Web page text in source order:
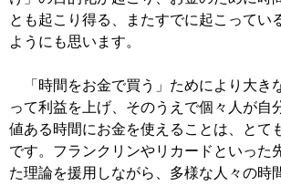
とも起こり得る、またすでに起こってい
ようにも思います。
「時間をお金で買う」ためにより大き
って利益を上げ、そのうえで個々人が自
値ある時間にお金を使えることは、とて
です。フランクリンやリカードといった
た理論を援用しながら、多様な人々の時